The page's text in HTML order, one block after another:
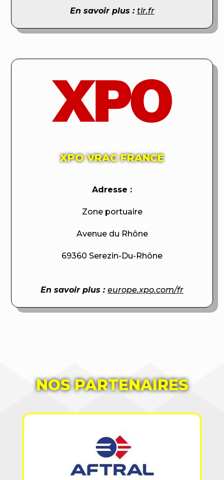
En savoir plus : tlr.fr
XPO VRAC FRANCE
Adresse :
Zone portuaire
Avenue du Rhône
69360 Serezin-Du-Rhône
En savoir plus : europe.xpo.com/fr
NOS PARTENAIRES